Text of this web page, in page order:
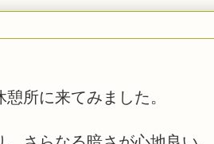
所に来てみました。